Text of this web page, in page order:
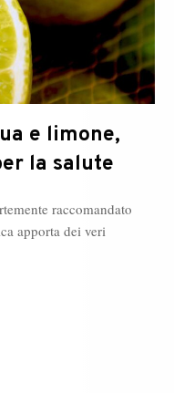
e limone,
la salute
raccomandato
apporta dei veri